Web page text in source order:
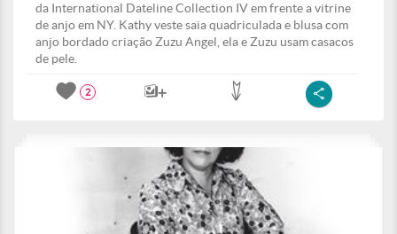
da International Dateline Collection IV em frente a vitrine
de anjo em NY. Kathy veste saia quadriculada e blusa com
anjo bordado criação Zuzu Angel, ela e Zuzu usam casacos
de pele.
2